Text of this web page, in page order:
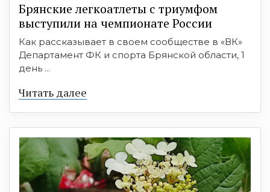
Брянские легкоатлеты с триумфом
выступили на чемпионате России
Как рассказывает в своем сообществе в «ВК»
Департамент ФК и спорта Брянской области, 1
день ...
Читать далее